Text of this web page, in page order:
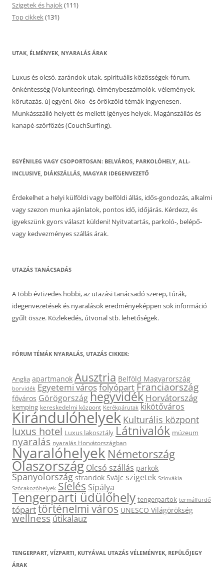
Szigetek és hajok(111)
Top cikkek(131)
UTAK, ÉLMÉNYEK, NYARALÁS ÁRAK
Luxus és olcsó, zarándok utak, spirituális közösségek-fórum,
önkéntesség (Volunteering), élménybeszámolók, vélemények,
körutazás, új egyéni, öko- és örökzöld témák ingyenesen.
Munkásszálló helyett és mellett igényes helyek. Magánszállás és
kanapé-szörfözés (CouchSurfing).
EGYÉNILEG VAGY CSOPORTOSAN: BELVÁROS, PARKOLÓHELY, ALL-
INCLUSIVE, DIÁKSZÁLLÁS, MAGYAR IDEGENVEZETŐ
Érdekelhet a helyi külföldi vagy belföldi állás, idős-gondozás, alkalmi
vagy szezon munka ajánlatok, pontos idő, időjárás. Kérdezz, és
igyekszünk gyors választ küldeni! Nyitvatartás, parkoló-, belépő-
vagy kedvezményes szállás árak.
UTAZÁS TANÁCSADÁS
A több évtizedes hobbi, az utazási tanácsadó szerep, túrák,
idegenvezetések és nyaralások eredményeképpen sok információ
gyűlt össze. Közlekedés, útvonal stb. lehetőségek.
FÓRUM TÉMÁK NYARALÁS, UTAZÁS CIKKEK:
Anglia apartmanok Ausztria Belföld Magyarország
borvidék Egyetemi városfolyópartFranciaország
főváros Görögországhegyvidék Horvátország
kemping kereskedelmi központ Kerékpárutak kikötőváros
Kirándulóhelyek Kulturális központ
luxus hotel Luxus lakosztály Látnivalók múzeum
nyaralás nyaralás Horvátországban
Nyaralóhelyek Németország
Olaszország Olcsó szállás parkok
Spanyolország strandok Svájc szigetek Szlovákia
Szórakozóhelyek Síelés Sípálya
Tengerparti üdülőhely tengerpartok termálfürdő
tóparttörténelmi város UNESCO Világörökség
wellnessútikalauz
TENGERPART, VÍZPARTI, KUTYÁVAL UTAZÁS VÉLEMÉNYEK, REPÜLŐJEGY
ÁRAK